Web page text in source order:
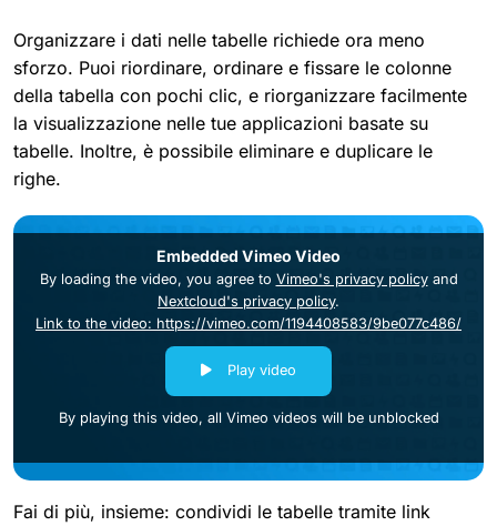
Organizzare i dati nelle tabelle richiede ora meno
sforzo. Puoi riordinare, ordinare e fissare le colonne
della tabella con pochi clic, e riorganizzare facilmente
la visualizzazione nelle tue applicazioni basate su
tabelle. Inoltre, è possibile eliminare e duplicare le
righe.
Embedded Vimeo Video
By loading the video, you agree to Vimeo's privacy policyand
Nextcloud's privacy policy.
Link to the video: https://vimeo.com/1194408583/9be077c486/
Play video
By playing this video, all Vimeo videos will be unblocked
Fai di più, insieme: condividi le tabelle tramite link